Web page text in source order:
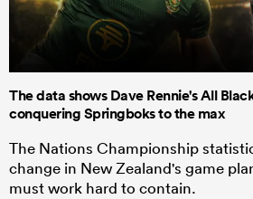
The data shows Dave Rennie's All
conquering Springboks to the max
The Nations Championship
change in New Zealand's game
must work hard to contain.